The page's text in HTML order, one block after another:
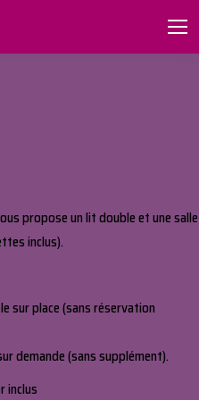
propose un lit double et une salle
inclus).
sur place (sans réservation
demande (sans supplément).
inclus